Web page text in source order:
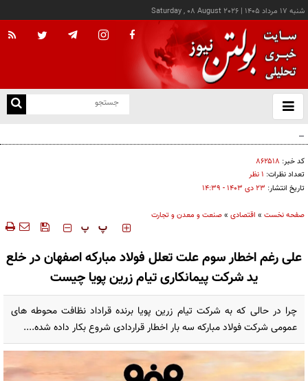
شنبه ۱۷ مرداد ۱۴۰۵ |
Saturday , 08 August 2026
باز
و
کالابرگ این خانوارها امروز شارژ شد
کد خبر: ۸۶۲۵۱۸
تعداد نظرات: ۱ نظر
تاریخ انتشار: ۲۳ دی ۱۴۰۳ - ۱۴:۳۹
صفحه نخست » اقتصادی »صنعت و معدن و تجارت
‍‍‍ پ پ
علی رغم اخطار سوم علت تعلل فولاد مبارکه اصفهان در خلع
ید شرکت پیمانکاری تیام زرین پویا چیست
چرا در حالی که به شرکت تیام زرین پویا برنده قراداد نظافت محوطه های
عمومی شرکت فولاد مبارکه سه بار اخطار قراردادی شروع بکار داده شده....